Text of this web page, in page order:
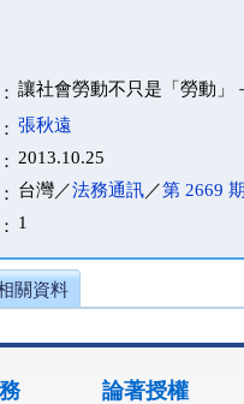
讓社會勞動不只是「勞動」
張秋遠
2013.10.25
台灣／法務通訊／第 2669 期
1
關資料
論著授權